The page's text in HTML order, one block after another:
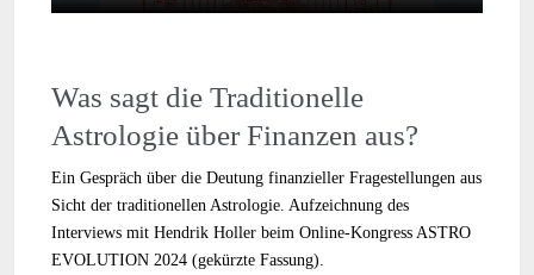
Was sagt die Traditionelle
Astrologie über Finanzen aus?
Ein Gespräch über die Deutung finanzieller Fragestellungen aus
Sicht der traditionellen Astrologie. Aufzeichnung des
Interviews mit Hendrik Holler beim Online-Kongress ASTRO
EVOLUTION 2024 (gekürzte Fassung).